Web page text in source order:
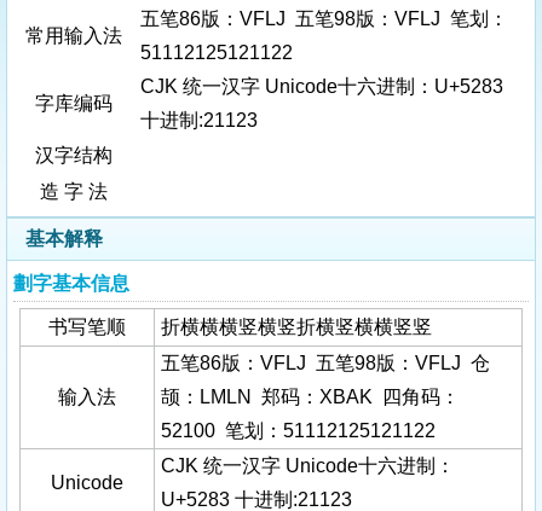
常用输入法
五笔86版：VFLJ 五笔98版：VFLJ 笔划：
51112125121122
字库编码
CJK 统一汉字 Unicode十六进制：U+5283
十进制:21123
汉字结构
造 字 法
基本解释
劃字基本信息
书写笔顺 折横横横竖横竖折横竖横横竖竖
输入法
五笔86版：VFLJ 五笔98版：VFLJ 仓
颉：LMLN 郑码：XBAK 四角码：
52100 笔划：51112125121122
Unicode
CJK 统一汉字 Unicode十六进制：
U+5283 十进制:21123